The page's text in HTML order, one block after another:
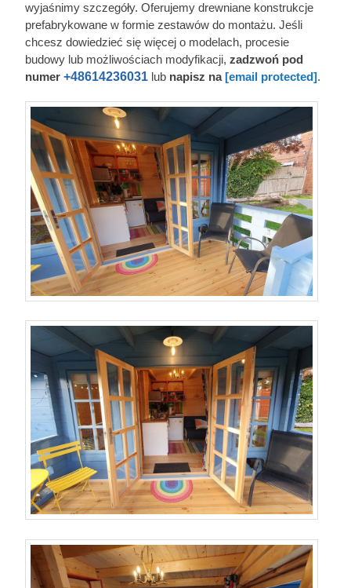
wyjaśnimy szczegóły. Oferujemy drewniane konstrukcje
prefabrykowane w formie zestawów do montażu. Jeśli
chcesz dowiedzieć się więcej o modelach, procesie
budowy lub możliwościach modyfikacji, zadzwoń pod
numer +48614236031 lub napisz na [email protected].